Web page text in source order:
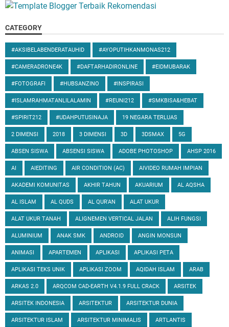
CATEGORY
#AKSIBELABENDERATAUHID #AYOPUTIHKANMONAS212
#CAMERADRONE4K #DAFTARHADIRONLINE #EIDMUBARAK
#FOTOGRAFI #HUBSANZINO #INSPIRASI
#ISLAMRAHMATANLILALAMIN #REUNI212 #SMKBISA&HEBAT
#SPIRIT212 #UDAHPUTUSINAJA 19 NEGARA TERLUAS
2 DIMENSI 2018 3 DIMENSI 3D 3DSMAX 5G
ABSEN SISWA ABSENSI SISWA ADOBE PHOTOSHOP AHSP 2016
AI AIEDITING AIR CONDITION (AC) AIVIDEO RUMAH IMPIAN
AKADEMI KOMUNITAS AKHIR TAHUN AKUARIUM AL AQSHA
AL ISLAM AL QUDS AL QUR'AN ALAT UKUR
ALAT UKUR TANAH ALIGNEMEN VERTICAL JALAN ALIH FUNGSI
ALUMINIUM ANAK SMK ANDROID ANGIN MONSUN
ANIMASI APARTEMEN APLIKASI APLIKASI PETA
APLIKASI TEKS UNIK APLIKASI ZOOM AQIDAH ISLAM ARAB
ARKAS 2.0 ARQCOM CAD-EARTH V4.1.9 FULL CRACK ARSITEK
ARSITEK INDONESIA ARSITEKTUR ARSITEKTUR DUNIA
ARSITEKTUR ISLAM ARSITEKTUR MINIMALIS ARTLANTIS